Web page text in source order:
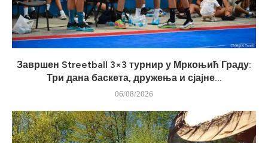
Завршен Streetball 3×3 турнир у Мркоњић Граду:
Три дана баскета, дружења и сјајне...
06/08/2026